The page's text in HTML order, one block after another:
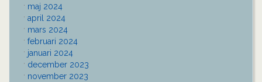
maj 2024
april 2024
mars 2024
februari 2024
januari 2024
december 2023
november 2023